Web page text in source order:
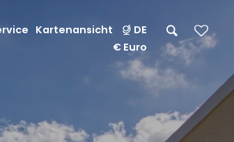
Kartenansicht
DE
€ Euro